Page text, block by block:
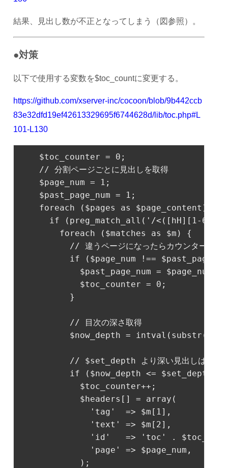
結果、見出し数が不正となってしまう（図参照）。
●対策
以下で使用する変数を$toc_countに変更する。
https://github.com/xserver-inc/cocoon/blob/9b442ccb
83e32dfd19ef42613329695f6744628d/lib/toc.php#L
101-L130
    $toc_counter =
0 ;
// 分割ページごとに見出しを取得
    $page_num =
1 ;
    $past_page_num =
1 ;
foreach ($pages as
$page_content) {
if (preg_match_all( '/<([hH][1-
foreach ($matches as
$m) {
// 違うページになったらカウンターをリ
if ($page_num !==
            $past_page_num = $page_num;
            $toc_counter =
0 ;
          }
// 目次の深さ取得
$now_depth =
// $set_depth より深い見出しは目次
if ($now_depth <= $set_depth) {
            $toc_counter++;
            $headers[] =
array (
'tag'
  => $m[
1 ],
'text'
=> $m[ 2],
'id'
   =>
'toc'
.
'page'
=> $page_num,
            );